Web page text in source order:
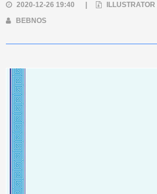
2020-12-26 19:40
BEBNOS